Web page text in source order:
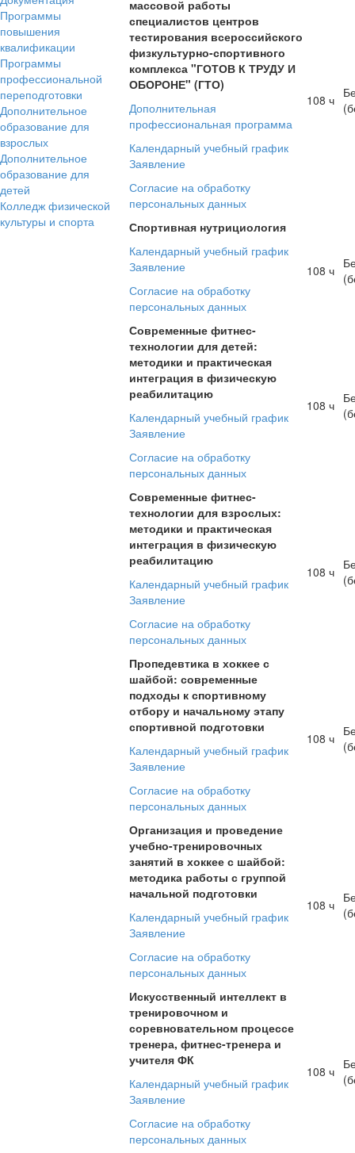
Программы
повышения
квалификации​
Программы
профессиональной
переподготовки​
Дополнительное
образование для
взрослых
Дополнительное
образование для
детей
Колледж физической
культуры и спорта
массовой работы
специалистов центров
тестирования всероссийского
физкультурно-спортивного
комплекса "ГОТОВ К ТРУДУ И
ОБОРОНЕ" (ГТО)
Дополнительная
профессиональная программа
Календарный учебный график
Заявление
Согласие на обработку
персональных данных
108 ч
Спортивная нутрициология
Календарный учебный график
Заявление
Согласие на обработку
персональных данных
108 ч
Современные фитнес-
технологии для детей:
методики и практическая
интеграция в физическую
реабилитацию
Календарный учебный график
Заявление
Согласие на обработку
персональных данных
108 ч
Современные фитнес-
технологии для взрослых:
методики и практическая
интеграция в физическую
реабилитацию
Календарный учебный график
Заявление
Согласие на обработку
персональных данных
108 ч
Пропедевтика в хоккее с
шайбой: современные
подходы к спортивному
отбору и начальному этапу
спортивной подготовки
Календарный учебный график
Заявление
Согласие на обработку
персональных данных
108 ч
Организация и проведение
учебно-тренировочных
занятий в хоккее с шайбой:
методика работы с группой
начальной подготовки
Календарный учебный график
Заявление
Согласие на обработку
персональных данных
108 ч
Искусственный интеллект в
тренировочном и
соревновательном процессе
тренера, фитнес-тренера и
учителя ФК
Календарный учебный график
Заявление
Согласие на обработку
персональных данных
108 ч